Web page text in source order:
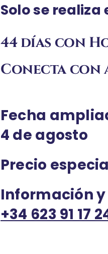
Solo se
44 días con
Conecta con
Fecha
4 de agosto
Precio
Información
+34 623 91 17